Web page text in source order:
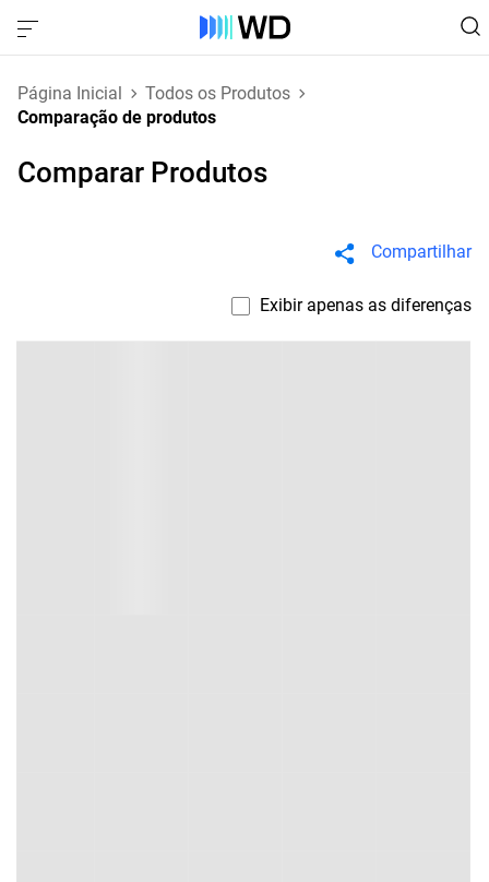
Página Inicial
Todos os Produtos
Comparação de produtos
Comparar Produtos
Compartilhar
Exibir apenas as diferenças